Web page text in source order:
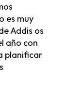
es muy
Addis os
año con
planificar